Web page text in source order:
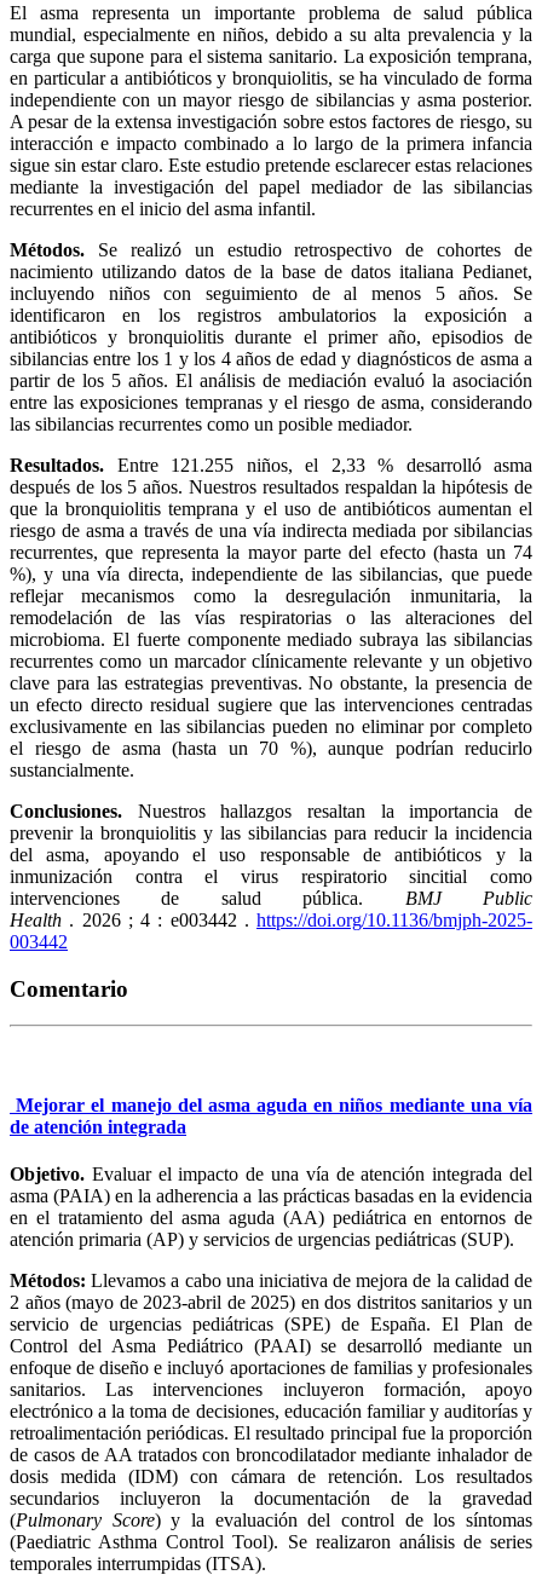
El asma representa un importante problema de salud pública
mundial, especialmente en niños, debido a su alta prevalencia y la
carga que supone para el sistema sanitario. La exposición temprana,
en particular a antibióticos y bronquiolitis, se ha vinculado de forma
independiente con un mayor riesgo de sibilancias y asma posterior.
A pesar de la extensa investigación sobre estos factores de riesgo, su
interacción e impacto combinado a lo largo de la primera infancia
sigue sin estar claro. Este estudio pretende esclarecer estas relaciones
mediante la investigación del papel mediador de las sibilancias
recurrentes en el inicio del asma infantil.
Métodos. Se realizó un estudio retrospectivo de cohortes de
nacimiento utilizando datos de la base de datos italiana Pedianet,
incluyendo niños con seguimiento de al menos 5 años. Se
identificaron en los registros ambulatorios la exposición a
antibióticos y bronquiolitis durante el primer año, episodios de
sibilancias entre los 1 y los 4 años de edad y diagnósticos de asma a
partir de los 5 años. El análisis de mediación evaluó la asociación
entre las exposiciones tempranas y el riesgo de asma, considerando
las sibilancias recurrentes como un posible mediador.
Resultados. Entre 121.255 niños, el 2,33 % desarrolló asma
después de los 5 años. Nuestros resultados respaldan la hipótesis de
que la bronquiolitis temprana y el uso de antibióticos aumentan el
riesgo de asma a través de una vía indirecta mediada por sibilancias
recurrentes, que representa la mayor parte del efecto (hasta un 74
%), y una vía directa, independiente de las sibilancias, que puede
reflejar mecanismos como la desregulación inmunitaria, la
remodelación de las vías respiratorias o las alteraciones del
microbioma. El fuerte componente mediado subraya las sibilancias
recurrentes como un marcador clínicamente relevante y un objetivo
clave para las estrategias preventivas. No obstante, la presencia de
un efecto directo residual sugiere que las intervenciones centradas
exclusivamente en las sibilancias pueden no eliminar por completo
el riesgo de asma (hasta un 70 %), aunque podrían reducirlo
sustancialmente.
Conclusiones. Nuestros hallazgos resaltan la importancia de
prevenir la bronquiolitis y las sibilancias para reducir la incidencia
del asma, apoyando el uso responsable de antibióticos y la
inmunización contra el virus respiratorio sincitial como
intervenciones de salud pública. BMJ Public
Health . 2026 ; 4 : e003442 . https://doi.org/10.1136/bmjph-2025-
003442
Comentario
Mejorar el manejo del asma aguda en niños mediante una vía
de atención integrada
Objetivo. Evaluar el impacto de una vía de atención integrada del
asma (PAIA) en la adherencia a las prácticas basadas en la evidencia
en el tratamiento del asma aguda (AA) pediátrica en entornos de
atención primaria (AP) y servicios de urgencias pediátricas (SUP).
Métodos: Llevamos a cabo una iniciativa de mejora de la calidad de
2 años (mayo de 2023-abril de 2025) en dos distritos sanitarios y un
servicio de urgencias pediátricas (SPE) de España. El Plan de
Control del Asma Pediátrico (PAAI) se desarrolló mediante un
enfoque de diseño e incluyó aportaciones de familias y profesionales
sanitarios. Las intervenciones incluyeron formación, apoyo
electrónico a la toma de decisiones, educación familiar y auditorías y
retroalimentación periódicas. El resultado principal fue la proporción
de casos de AA tratados con broncodilatador mediante inhalador de
dosis medida (IDM) con cámara de retención. Los resultados
secundarios incluyeron la documentación de la gravedad
(Pulmonary Score) y la evaluación del control de los síntomas
(Paediatric Asthma Control Tool). Se realizaron análisis de series
temporales interrumpidas (ITSA).